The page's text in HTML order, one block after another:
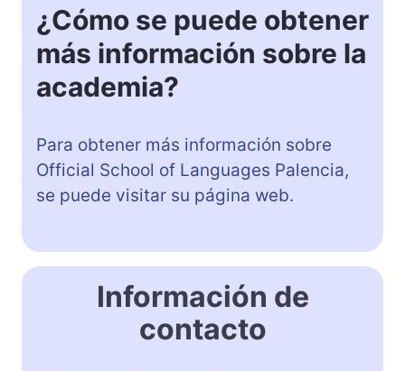
¿Cómo se puede obtener
más información sobre la
academia?
Para obtener más información sobre
Official School of Languages Palencia,
se puede visitar su página web.
Información de
contacto